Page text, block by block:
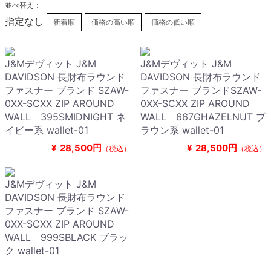
並べ替え：
指定なし 新着順 価格の高い順 価格の低い順
J&Mデヴィット J&M
DAVIDSON 長財布ラウンド
ファスナー ブランド SZAW-
0XX-SCXX ZIP AROUND
WALL 395SMIDNIGHT ネ
イビー系 wallet-01
¥ 28,500円 （税込）
J&Mデヴィット J&M
DAVIDSON 長財布ラウンド
ファスナー ブランドSZAW-
0XX-SCXX ZIP AROUND
WALL 667GHAZELNUT ブ
ラウン系 wallet-01
¥ 28,500円 （税込）
J&Mデヴィット J&M
DAVIDSON 長財布ラウンド
ファスナー ブランド SZAW-
0XX-SCXX ZIP AROUND
WALL 999SBLACK ブラッ
ク wallet-01